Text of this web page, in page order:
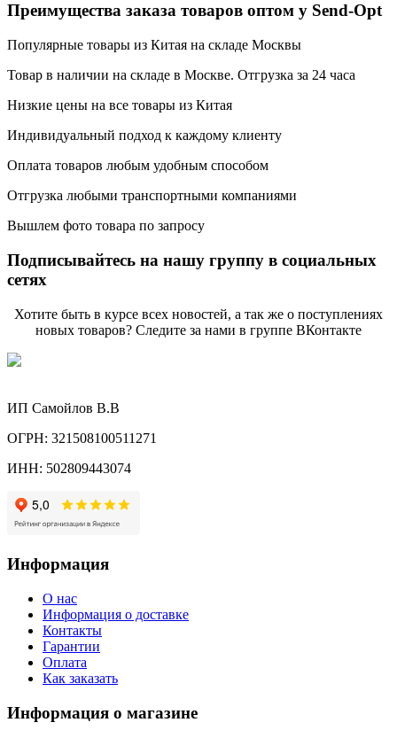
Преимущества заказа товаров оптом у Send-Opt
Популярные товары из Китая на складе Москвы
Товар в наличии на складе в Москве. Отгрузка за 24 часа
Низкие цены на все товары из Китая
Индивидуальный подход к каждому клиенту
Оплата товаров любым удобным способом
Отгрузка любыми транспортными компаниями
Вышлем фото товара по запросу
Подписывайтесь на нашу группу в социальных
сетях
Хотите быть в курсе всех новостей, а так же о поступлениях
новых товаров? Следите за нами в группе ВКонтакте
ИП Самойлов В.В
ОГРН: 321508100511271
ИНН: 502809443074
Информация
О нас
Информация о доставке
Контакты
Гарантии
Оплата
Как заказать
Информация о магазине